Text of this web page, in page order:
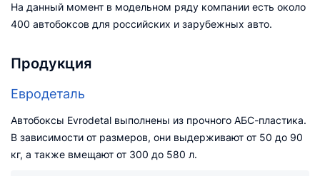
На данный момент в модельном ряду компании есть около
400 автобоксов для российских и зарубежных авто.
Продукция
Евродеталь
Автобоксы Evrodetal выполнены из прочного АБС-пластика.
В зависимости от размеров, они выдерживают от 50 до 90
кг, а также вмещают от 300 до 580 л.